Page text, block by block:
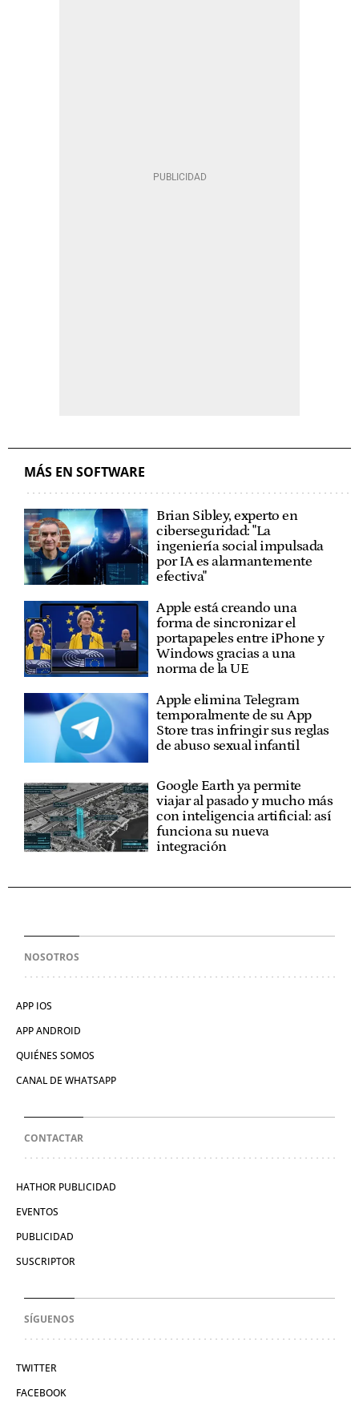
MÁS EN SOFTWARE
Brian Sibley, experto en
ciberseguridad: "La
ingeniería social impulsada
por IA es alarmantemente
efectiva"
Apple está creando una
forma de sincronizar el
portapapeles entre iPhone y
Windows gracias a una
norma de la UE
Apple elimina Telegram
temporalmente de su App
Store tras infringir sus reglas
de abuso sexual infantil
Google Earth ya permite
viajar al pasado y mucho más
con inteligencia artificial: así
funciona su nueva
integración
NOSOTROS
APP IOS
APP ANDROID
QUIÉNES SOMOS
CANAL DE WHATSAPP
CONTACTAR
HATHOR PUBLICIDAD
EVENTOS
PUBLICIDAD
SUSCRIPTOR
SÍGUENOS
TWITTER
FACEBOOK